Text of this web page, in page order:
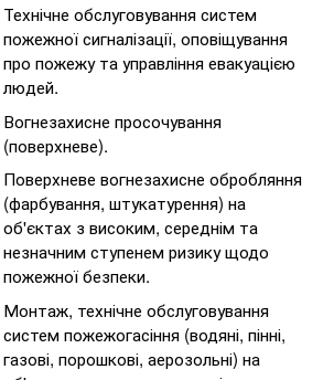
Технічне обслуговування систем
пожежної сигналізації, оповіщування
про пожежу та управління евакуацією
людей.
Вогнезахисне просочування
(поверхневе).
Поверхневе вогнезахисне обробляння
(фарбування, штукатурення) на
об'єктах з високим, середнім та
незначним ступенем ризику щодо
пожежної безпеки.
Монтаж, технічне обслуговування
систем пожежогасіння (водяні, пінні,
газові, порошкові, аерозольні) на